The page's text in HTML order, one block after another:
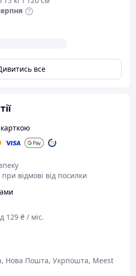
не підтримує mSATA SSD
товщиною понад 1 мм.
черезUSB-C 3.2 Gen 2
до
фото, документи, ігри, робочі
Також кишеня сумісна з
та може працювати з
Android та iOS-пристроями,
зовнішні накопичувачі й OTG.
захист накопичувача: від
струмом і
все
відмові від посилки
129 ₴ / міс.
Нова Пошта, Укрпошта, Meest